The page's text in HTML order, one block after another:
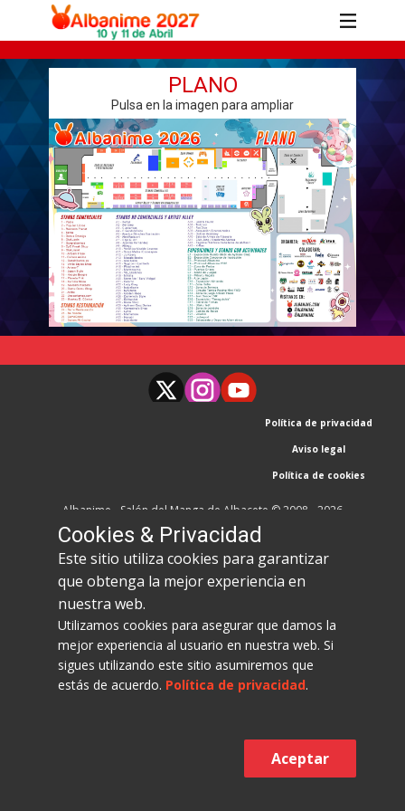
PLANO
Pulsa en la imagen para ampliar
Política de privacidad
Aviso legal
Política de cookies
Albanime - Salón del Manga de Albacete © 2008 - 2026
Cookies & Privacidad
Este sitio utiliza cookies para garantizar
que obtenga la mejor experiencia en
nuestra web.
Utilizamos cookies para asegurar que damos la
mejor experiencia al usuario en nuestra web. Si
sigues utilizando este sitio asumiremos que
estás de acuerdo. Política de privacidad.
Aceptar